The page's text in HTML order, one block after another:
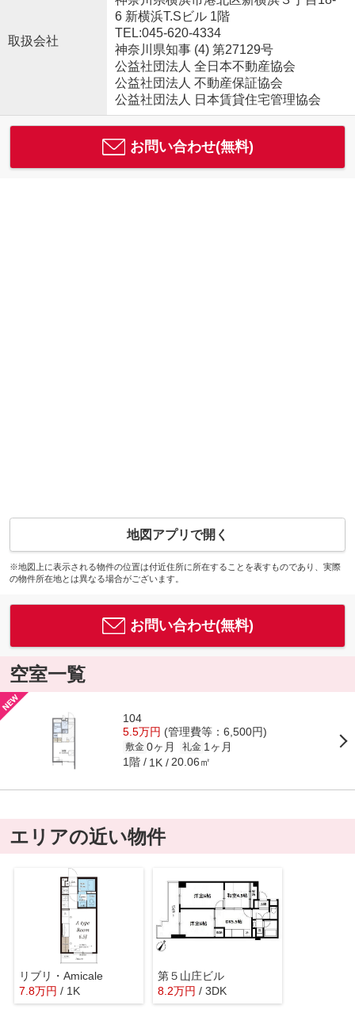
取扱会社
6 新横浜T.Sビル 1階
TEL:045-620-4334
神奈川県知事 (4) 第27129号
公益社団法人 全日本不動産協会
公益社団法人 不動産保証協会
公益社団法人 日本賃貸住宅管理協会
お問い合わせ(無料)
地図アプリで開く
※地図上に表示される物件の位置は付近住所に所在することを表すものであり、実際
の物件所在地とは異なる場合がございます。
お問い合わせ(無料)
空室一覧
104
5.5万円 (管理費等：6,500円)
敷金 0ヶ月 礼金 1ヶ月
1階 1K 20.06㎡
エリアの近い物件
リブリ・Amicale
7.8万円 / 1K
第５山庄ビル
8.2万円 / 3DK